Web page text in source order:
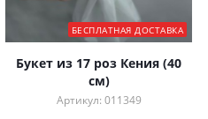
БЕСПЛАТНАЯ ДОСТАВКА
Букет из 17 роз Кения (40
см)
Артикул: 011349